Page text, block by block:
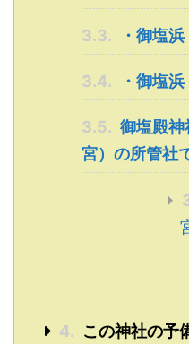
3.3. ・御塩浜
3.4. ・御塩
3.5. 御塩殿
宮）の所管社
4. この神社の